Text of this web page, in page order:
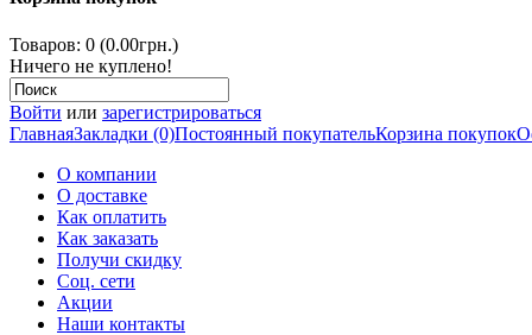
Товаров: 0 (0.00грн.)
Ничего не куплено!
Войти или зарегистрироваться
ГлавнаяЗакладки (0)Постоянный покупательКорзина покупок
О компании
О доставке
Как оплатить
Как заказать
Получи скидку
Соц. сети
Акции
Наши контакты